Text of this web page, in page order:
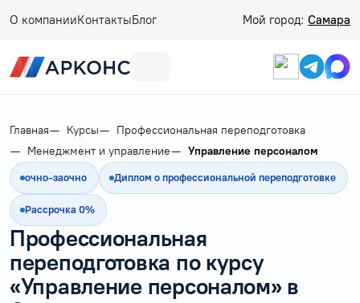
О компанииКонтактыБлог Мой город: Самара
Главная Курсы
Профессиональная переподготовка
Менеджмент и управление
Управление персоналом
очно-заочно Диплом о профессиональной переподготовке
Рассрочка 0%
Профессиональная
переподготовка по курсу
«Управление персоналом» в